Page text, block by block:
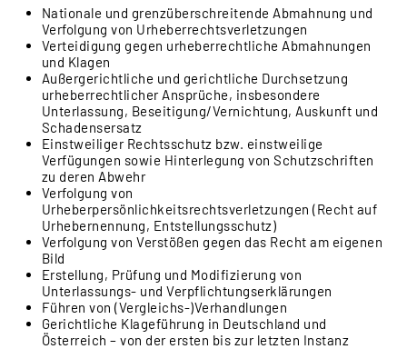
Nationale und grenzüberschreitende Abmahnung und
Verfolgung von Urheberrechtsverletzungen
Verteidigung gegen urheberrechtliche Abmahnungen
und Klagen
Außergerichtliche und gerichtliche Durchsetzung
urheberrechtlicher Ansprüche, insbesondere
Unterlassung, Beseitigung/Vernichtung, Auskunft und
Schadensersatz
Einstweiliger Rechtsschutz bzw. einstweilige
Verfügungen sowie Hinterlegung von Schutzschriften
zu deren Abwehr
Verfolgung von
Urheberpersönlichkeitsrechtsverletzungen (Recht auf
Urhebernennung, Entstellungsschutz)
Verfolgung von Verstößen gegen das Recht am eigenen
Bild
Erstellung, Prüfung und Modifizierung von
Unterlassungs- und Verpflichtungserklärungen
Führen von (Vergleichs-)Verhandlungen
Gerichtliche Klageführung in Deutschland und
Österreich – von der ersten bis zur letzten Instanz